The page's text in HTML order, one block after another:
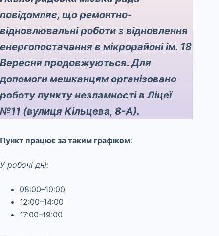
повідомляє, що ремонтно-
відновлювальні роботи з відновлення
енергопостачання в мікрорайоні ім. 18
Вересня продовжуються. Для
допомоги мешканцям організовано
роботу пункту незламності в Ліцеї
№11 (вулиця Кільцева, 8-А).
Пункт працює за таким графіком:
У робочі дні:
08:00–10:00
12:00–14:00
17:00–19:00